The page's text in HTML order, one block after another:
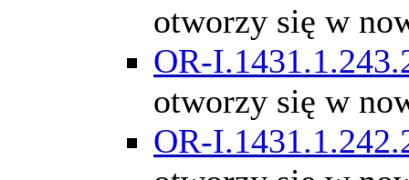
otworzy się w
OR-
otworzy się w
OR-